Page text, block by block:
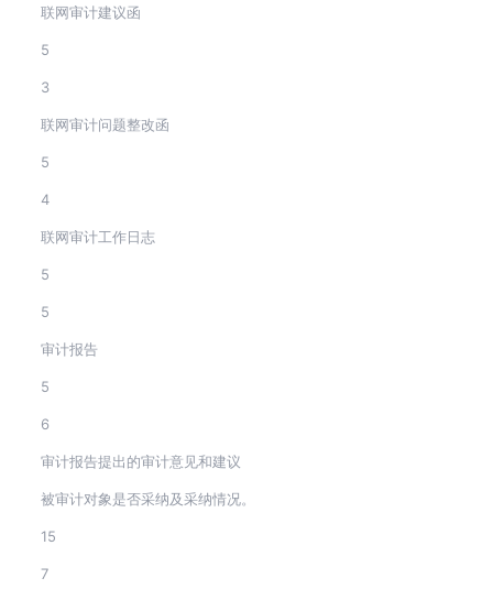
联网审计建议函
5
3
联网审计问题整改函
5
4
联网审计工作日志
5
5
审计报告
5
6
审计报告提出的审计意见和建议
被审计对象是否采纳及采纳情况。
15
7